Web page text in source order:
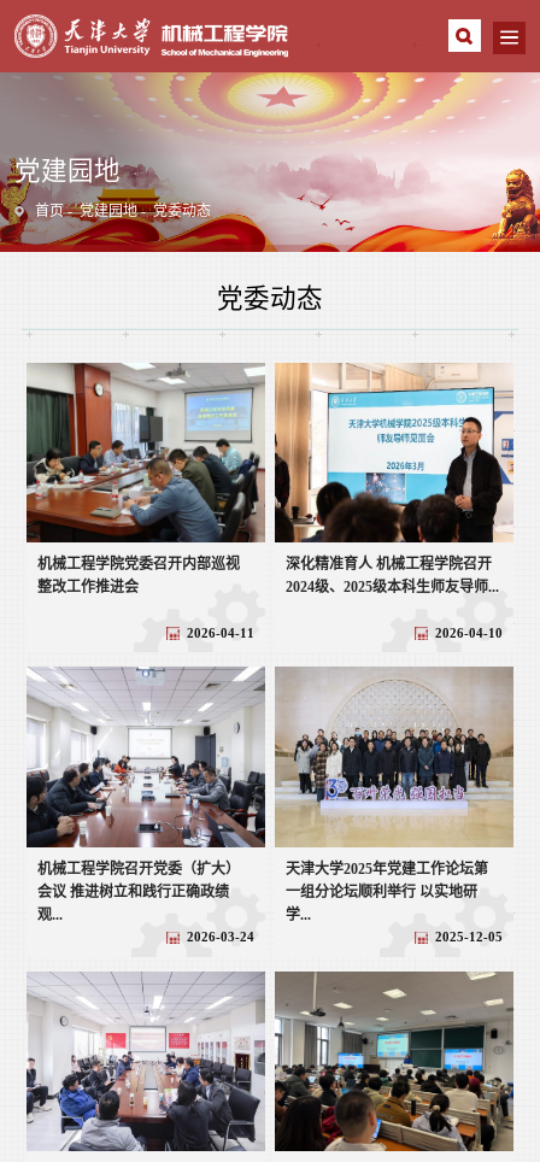
党建园地
首页 党建园地 党委动态
党委动态
机械工程学院党委召开内部巡视
整改工作推进会
2026-04-11
深化精准育人 机械工程学院召开
2024级、2025级本科生师友导师...
2026-04-10
机械工程学院召开党委（扩大）
会议 推进树立和践行正确政绩
观...
2026-03-24
天津大学2025年党建工作论坛第
一组分论坛顺利举行 以实地研
学...
2025-12-05